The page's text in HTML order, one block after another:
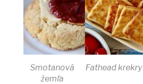
Smotanová
žemľa
Fathead krekry